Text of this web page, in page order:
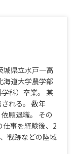
城県立水戸一高
海道大学農学部
科）卒業。 某
れる。 数年
願退職。 その
仕事を経験後、2
戦跡などの陸域